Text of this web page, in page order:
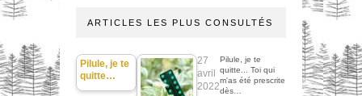
ARTICLES LES PLUS CONSULTÉS
Pilule, je te
quitte…
27
avril
2022
Pilule, je te
quitte... Toi qui
m'as été prescrite
dès…